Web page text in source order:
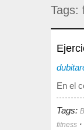
Tags:
En el
Tags:
fitness ·